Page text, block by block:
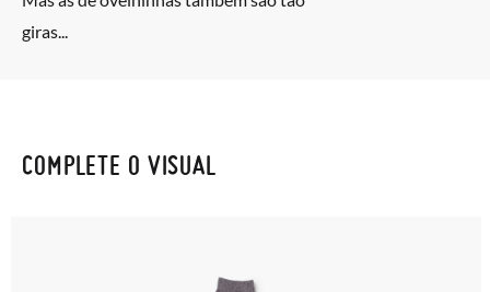
giras...
COMPLETE O VISUAL